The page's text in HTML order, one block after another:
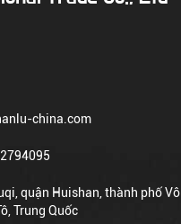
china.com
quận Huishan, thành phố Vô
Trung Quốc